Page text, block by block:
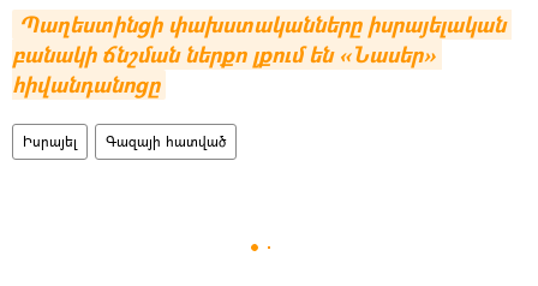
Պաղեստինցի փախստականները իսրայելական
բանակի ճնշման ներքո լքում են «Նասեր»
հիվանդանոցը
Իսրայել Գազայի հատված